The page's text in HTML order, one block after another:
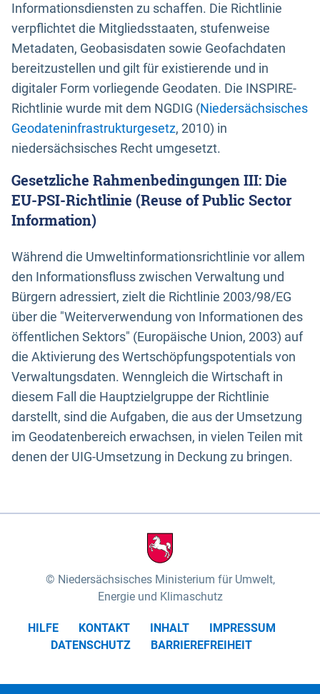
Informationsdiensten zu schaffen. Die Richtlinie
verpflichtet die Mitgliedsstaaten, stufenweise
Metadaten, Geobasisdaten sowie Geofachdaten
bereitzustellen und gilt für existierende und in
digitaler Form vorliegende Geodaten. Die INSPIRE-
Richtlinie wurde mit dem NGDIG (Niedersächsisches
Geodateninfrastrukturgesetz, 2010) in
niedersächsisches Recht umgesetzt.
Gesetzliche Rahmenbedingungen III: Die
EU-PSI-Richtlinie (Reuse of Public Sector
Information)
Während die Umweltinformationsrichtlinie vor allem
den Informationsfluss zwischen Verwaltung und
Bürgern adressiert, zielt die Richtlinie 2003/98/EG
über die "Weiterverwendung von Informationen des
öffentlichen Sektors" (Europäische Union, 2003) auf
die Aktivierung des Wertschöpfungspotentials von
Verwaltungsdaten. Wenngleich die Wirtschaft in
diesem Fall die Hauptzielgruppe der Richtlinie
darstellt, sind die Aufgaben, die aus der Umsetzung
im Geodatenbereich erwachsen, in vielen Teilen mit
denen der UIG-Umsetzung in Deckung zu bringen.
Niedersächsisches Ministerium für Umwelt,
Energie und Klimaschutz
HILFE KONTAKT INHALT
IMPRESSUM
DATENSCHUTZ
BARRIEREFREIHEIT